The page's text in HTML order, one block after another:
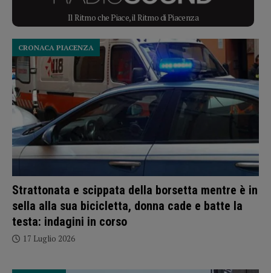
Il Ritmo che Piace, il Ritmo di Piacenza
Strattonata e scippata della borsetta mentre è in
sella alla sua bicicletta, donna cade e batte la
testa: indagini in corso
CRONACA PIACENZA
17 Luglio 2026